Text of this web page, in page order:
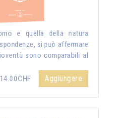
e quella della natura
si può affermare
sono comparabili al
14.00CHF
Aggiungere